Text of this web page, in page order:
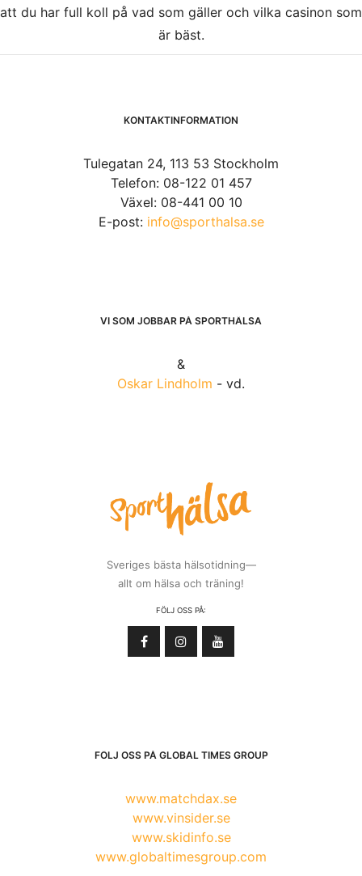
att du har full koll på vad som gäller och vilka casinon som
är bäst.
KONTAKTINFORMATION
Tulegatan 24, 113 53 Stockholm
Telefon: 08-122 01 457
Växel: 08-441 00 10
E-post: info@sporthalsa.se
VI SOM JOBBAR PÅ SPORTHÄLSA
&
Oskar Lindholm - vd.
Sveriges bästa hälsotidning—
allt om hälsa och träning!
FÖLJ OSS PÅ:
FÖLJ OSS PÅ GLOBAL TIMES GROUP
www.matchdax.se
www.vinsider.se
www.skidinfo.se
www.globaltimesgroup.com